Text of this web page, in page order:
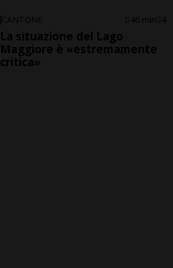
CANTONE 46 min 4
La situazione del Lago
Maggiore è «estremamente
critica»